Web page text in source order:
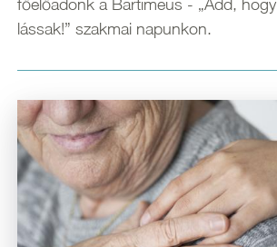
főelőadónk a Bartimeus - „Add, hogy
lássak!” szakmai napunkon.
Kép